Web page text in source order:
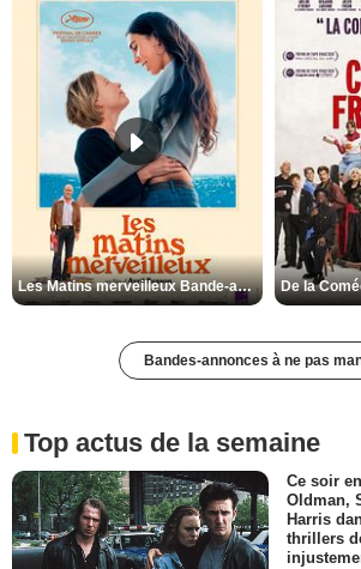
Les Matins merveilleux Bande-annonce VF
Bandes-annonces à ne pas
Top actus de la semaine
Ce soir
Oldman,
Harris
thrillers